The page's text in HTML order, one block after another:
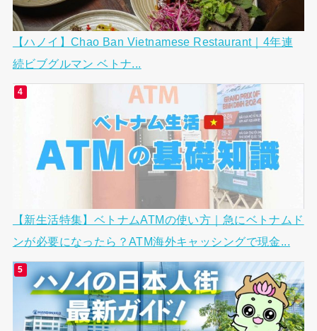
【ハノイ】Chao Ban Vietnamese Restaurant｜4年連
続ビブグルマン ベトナ...
【新生活特集】ベトナムATMの使い方｜急にベトナムド
ンが必要になったら？ATM海外キャッシングで現金...